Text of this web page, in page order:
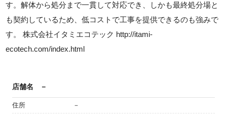
す。解体から処分まで一貫して対応でき、しかも最終処分場と
も契約しているため、低コストで工事を提供できるのも強みで
す。 株式会社イタミエコテック http://itami-
ecotech.com/index.html
店舗名 －
住所 －